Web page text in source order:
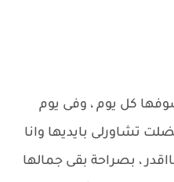
كل يوم ، وفى يوم
تشاورلى بايديها وانا
، بصراحة بقى جمالها